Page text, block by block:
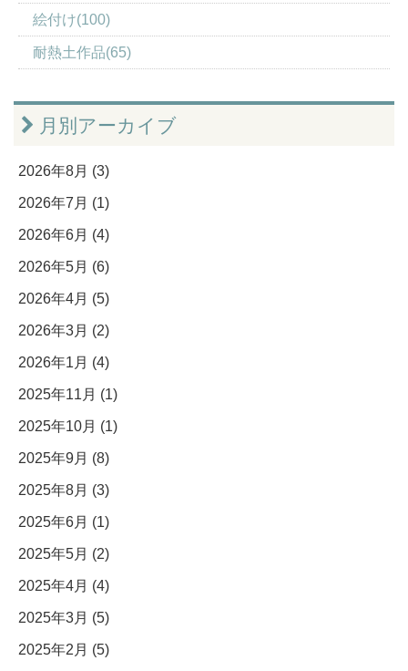
絵付け(100)
耐熱土作品(65)
月別アーカイブ
2026年8月 (3)
2026年7月 (1)
2026年6月 (4)
2026年5月 (6)
2026年4月 (5)
2026年3月 (2)
2026年1月 (4)
2025年11月 (1)
2025年10月 (1)
2025年9月 (8)
2025年8月 (3)
2025年6月 (1)
2025年5月 (2)
2025年4月 (4)
2025年3月 (5)
2025年2月 (5)